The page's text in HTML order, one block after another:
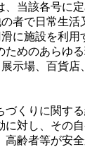
当該各号に定
で日常生活
施設を利用
めのあらゆる
場、百貨店
くりに関す
対し、その
齢者等が安